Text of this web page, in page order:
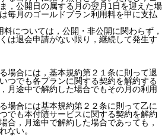
，公開日の属する月の翌月1日を迎えた場
毎月のゴールドプラン利用料を甲に支払
については，公開・非公開に関わらず，
は退会申請がない限り，継続して発生す
場合には，基本規約第２１条に則って退
つでも各プランに関する契約を解約する
月途中で解約した場合でもその月の利用
場合には基本規約第２２条に則って乙に
でも本付随サービスに関する契約を解約
合，月途中で解約した場合であっても，
ない。